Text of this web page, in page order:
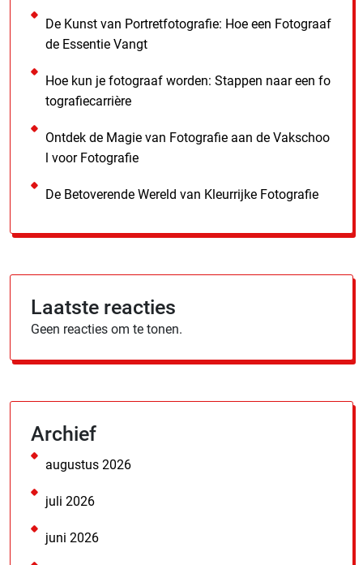
De Kunst van Portretfotografie: Hoe een Fotograaf
de Essentie Vangt
Hoe kun je fotograaf worden: Stappen naar een fo
tografiecarrière
Ontdek de Magie van Fotografie aan de Vakschoo
l voor Fotografie
De Betoverende Wereld van Kleurrijke Fotografie
Laatste reacties
Geen reacties om te tonen.
Archief
augustus 2026
juli 2026
juni 2026